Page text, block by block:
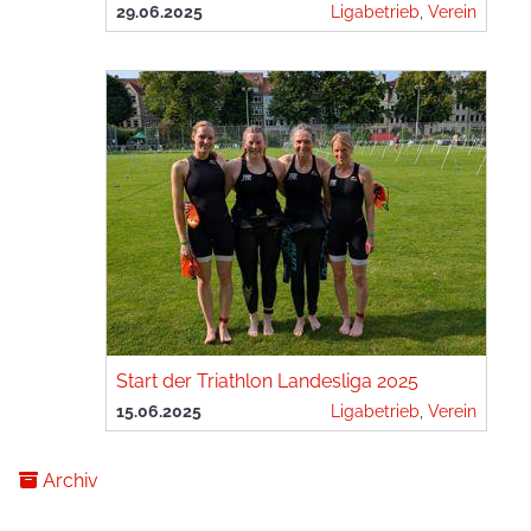
29.06.2025 Ligabetrieb Verein
Start der Triathlon Landesliga 2025
15.06.2025 Ligabetrieb Verein
Archiv